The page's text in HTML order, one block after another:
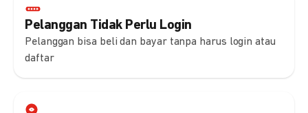
Pelanggan Tidak Perlu Login
Pelanggan bisa beli dan bayar tanpa harus login atau
daftar